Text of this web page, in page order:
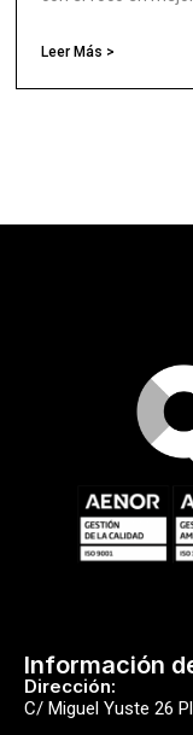
Leer Más >
Información
Dirección:
C/ Miguel Yuste 26